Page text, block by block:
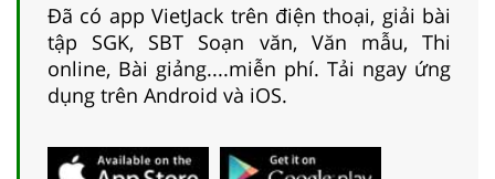
Đã có app VietJack trên điện thoại, giải bài
tập SGK, SBT Soạn văn, Văn mẫu, Thi
online, Bài giảng....miễn phí. Tải ngay ứng
dụng trên Android và iOS.